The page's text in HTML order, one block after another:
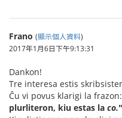
Frano (顯示個人資料)
2017年1月6日下午9:13:31
Dankon!
Tre interesa estis
Ĉu vi povus klarigi la frazon:
plurliteron, kiu estas la co."